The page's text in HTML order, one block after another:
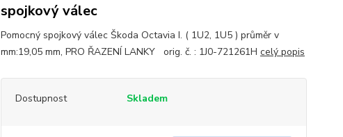
spojkový válec
Pomocný spojkový válec Škoda Octavia I. ( 1U2, 1U5 ) průměr v
mm:19,05 mm, PRO ŘAZENÍ LANKY orig. č. : 1J0-721261H celý popis
Dostupnost Skladem